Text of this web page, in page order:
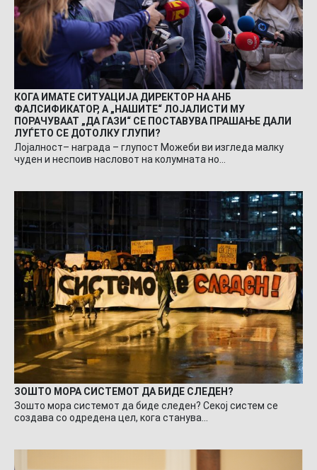
КОГА ИМАТЕ СИТУАЦИЈА ДИРЕКТОР НА АНБ
ФАЛСИФИКАТОР, А „НАШИТЕ“ ЛОЈАЛИСТИ МУ
ПОРАЧУВААТ „ДА ГАЗИ“ СЕ ПОСТАВУВА ПРАШАЊЕ ДАЛИ
ЛУЃЕТО СЕ ДОТОЛКУ ГЛУПИ?
Лојалност– награда – глупост Можеби ви изгледа малку
чуден и неспоив насловот на колумната но…
ЗОШТО МОРА СИСТЕМОТ ДА БИДЕ СЛЕДЕН?
Зошто мора системот да биде следен? Секој систем се
создава со одредена цел, кога станува…